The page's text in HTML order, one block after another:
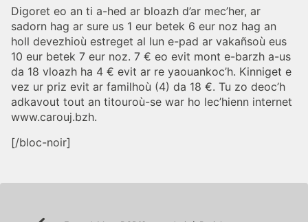
Digoret eo an ti a-hed ar bloazh d’ar mec’her, ar
sadorn hag ar sure us 1 eur betek 6 eur noz hag an
holl devezhioù estreget al lun e-pad ar vakañsoù eus
10 eur betek 7 eur noz. 7 € eo evit mont e-barzh a-us
da 18 vloazh ha 4 € evit ar re yaouankoc’h. Kinniget e
vez ur priz evit ar familhoù (4) da 18 €. Tu zo deoc’h
adkavout tout an titouroù-se war ho lec’hienn internet
www.carouj.bzh.
[/bloc-noir]